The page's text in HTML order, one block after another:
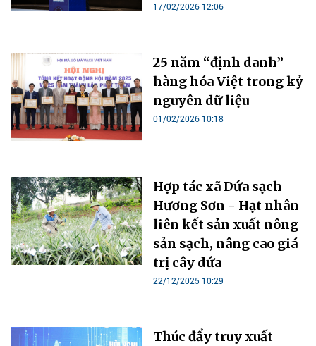
17/02/2026 12:06
25 năm “định danh”
hàng hóa Việt trong kỷ
nguyên dữ liệu
01/02/2026 10:18
Hợp tác xã Dứa sạch
Hương Sơn - Hạt nhân
liên kết sản xuất nông
sản sạch, nâng cao giá
trị cây dứa
22/12/2025 10:29
Thúc đẩy truy xuất